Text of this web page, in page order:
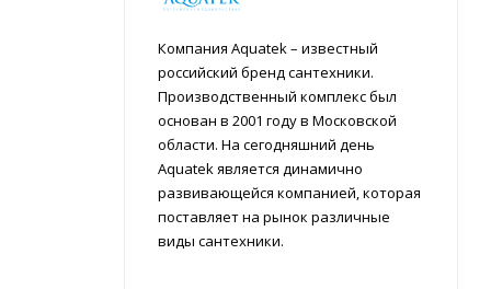
Компания Aquatek – известный
российский бренд сантехники.
Производственный комплекс был
основан в 2001 году в Московской
области. На сегодняшний день
Aquatek является динамично
развивающейся компанией, которая
поставляет на рынок различные
виды сантехники.